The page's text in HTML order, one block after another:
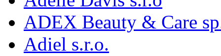
ADEX Beauty & Care
Adiel s.r.o.